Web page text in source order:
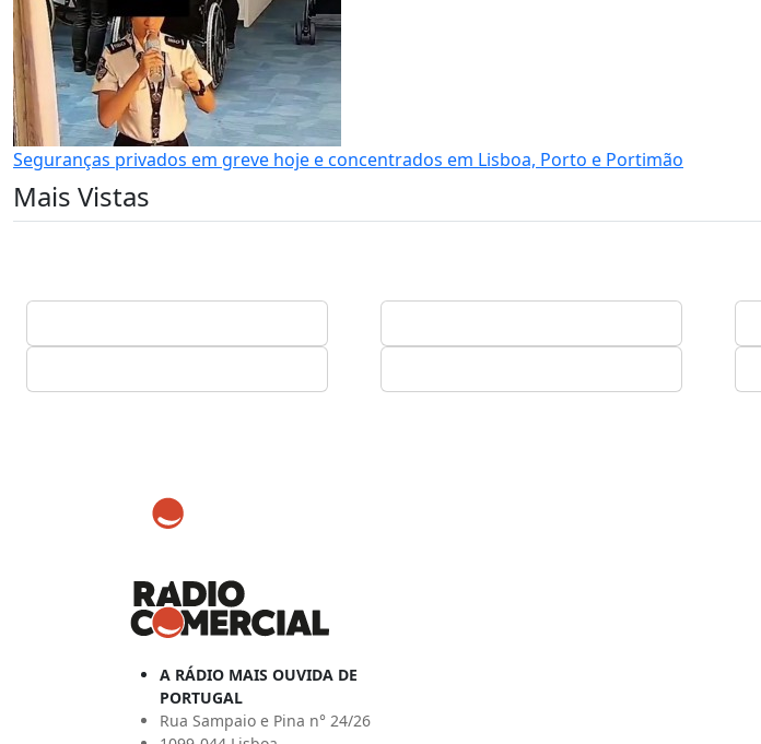
Seguranças privados em greve hoje e concentrados em Lisboa, Porto e Portimão
Mais Vistas
A RÁDIO MAIS OUVIDA DE
PORTUGAL
Rua Sampaio e Pina n° 24/26